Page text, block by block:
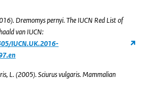
Dremomys pernyi. The IUCN Red List of
van IUCN:
IUCN.UK.2016-
L. (2005). Sciurus vulgaris. Mammalian